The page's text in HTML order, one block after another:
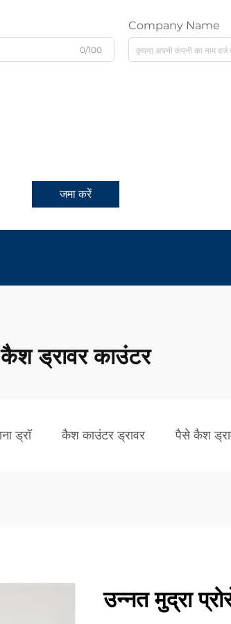
0/100
Company Name
जमा करें
कैश ड्रावर काउंटर
ड्रॉ कैश काउंटर ड्रावर पैसे कैश
उन्नत मुद्रा